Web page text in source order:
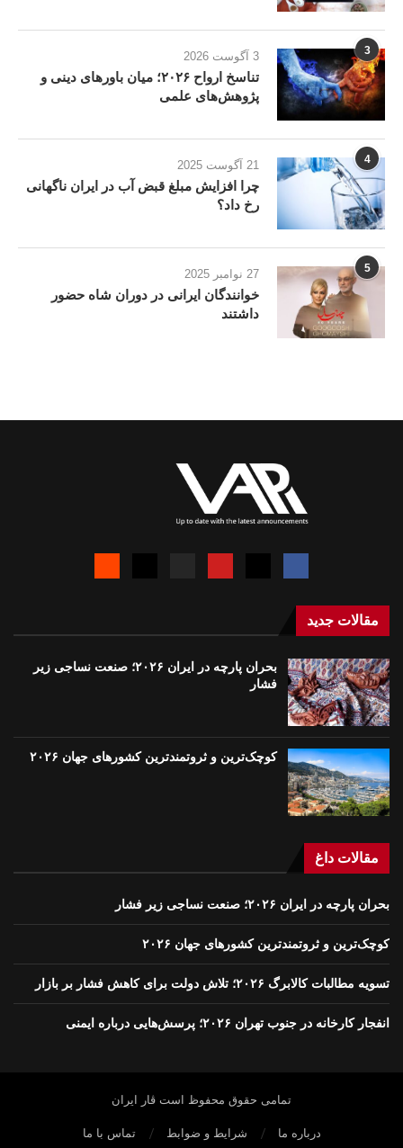
3 3 آگوست 2026
تناسخ ارواح ۲۰۲۶؛ میان باورهای دینی و
پژوهش‌های علمی
4 21 آگوست 2025
چرا افزایش مبلغ قبض آب در ایران ناگهانی
رخ داد؟
5 27 نوامبر 2025
خوانندگان ایرانی در دوران شاه حضور
داشتند
مقالات جدید
بحران پارچه در ایران ۲۰۲۶؛ صنعت نساجی زیر
فشار
کوچک‌ترین و ثروتمندترین کشورهای جهان ۲۰۲۶
مقالات داغ
بحران پارچه در ایران ۲۰۲۶؛ صنعت نساجی زیر فشار
کوچک‌ترین و ثروتمندترین کشورهای جهان ۲۰۲۶
تسویه مطالبات کالابرگ ۲۰۲۶؛ تلاش دولت برای کاهش فشار بر بازار
انفجار کارخانه در جنوب تهران ۲۰۲۶؛ پرسش‌هایی درباره ایمنی
تمامی حقوق محفوظ است ڤار ايران
درباره ما شرایط و ضوابط تماس با ما